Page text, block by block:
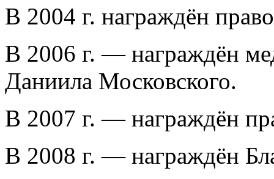
В 2004 г. награждён
В 2006 г. — награждён
Даниила Московского.
В 2007 г. — награждён
В 2008 г. — награждён